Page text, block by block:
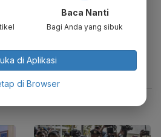
Baca Nanti
Bagi Anda yang sibuk
di Aplikasi
di Browser